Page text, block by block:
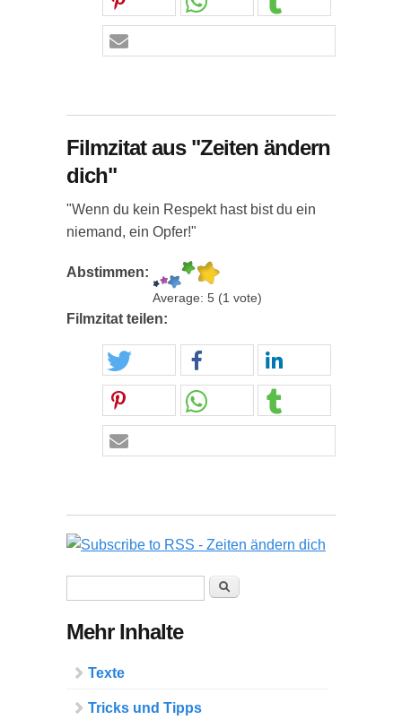
Filmzitat aus "Zeiten ändern
dich"
"Wenn du kein Respekt hast bist du ein
niemand, ein Opfer!"
Abstimmen:
Average: 5 (1 vote)
Filmzitat teilen:
Suche
Mehr Inhalte
Texte
Tricks und Tipps